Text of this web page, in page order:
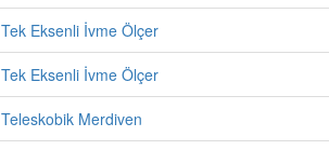
Tek Eksenli İvme Ölçer
Tek Eksenli İvme Ölçer
Teleskobik Merdiven